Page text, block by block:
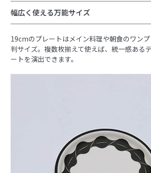
幅広く使える万能サイズ
19cmのプレートはメイン料理や朝食のワン
判サイズ。複数枚揃えて使えば、統一感ある
ートを演出できます。